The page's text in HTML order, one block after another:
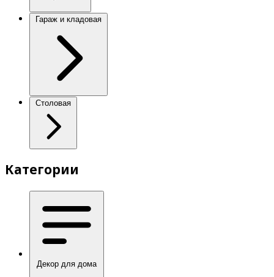
Гараж и кладовая
Столовая
Категории
Декор для дома